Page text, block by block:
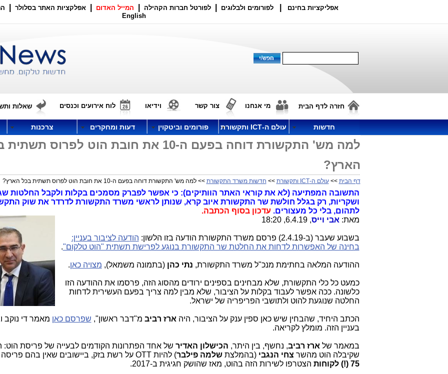
אפליקציות בחינם לפורומים ולבלוגים לפורטל חברות הקהילה המייל האדום אפלקציות האתר בסלולר
English
חזרה לדף הבית מי אנחנו צור קשר וידיאו לוח אירועים וכנסים שאלות
חדשות עולם ה-ICT ותקשורת פורומים וביטקוין דעות ומחקרים צרכנות
למה מש' התקשורת דוחה בפעם ה-10 את חובת הוט לפרוס
הארץ?
דף הבית >>עולם ה-ICT ותקשורת >> חדשות משרד התקשורת >> למה מש' התקשורת דוחה בפעם ה-10 את חובת הוט לפרוס תשתית בכל הארץ?
התשובה המפתיעה (לא את קוראי האתר הוותיקים): כי אפשר לפברק מסמכים בקלות ולקבל החלטות
ושקריות, רק בגלל חולשת שר התקשורת איוב קרא, שנותן לראשי משרד התקשורת לדרדר את שוק
לתהום, בלי כל מעצורים. עדכון בסוף הכתבה.
מאת: אבי וייס, 6.4.19, 18:20
בשבוע שעבר (ב-2.4.19) פרסם משרד התקשורת הודעה בזו הלשון:
הודעה לציבור בעניין:
בחינה של האפשרות לדחות את החלטת שר התקשורת בנוגע לפרישת תשתית "הוט טלקום".
ההודעה המלאה בחתימת מנכ"ל משרד התקשורת, נתי כהן (בתמונה משמאל), מצויה כאן.
כמעט כל כלי התקשורת, שלא מבחינים בספינים ירודים מהסוג הזה, פרסמו את ההודעה הזו
כלשונה. ככה אפשר לעבוד בקלות על הציבור, שלא מבין למה צריך בפעם העשירית לדחות
החלטה שנוגעת להוט ולתושבי הפריפריה של ישראל.
הכתב היחיד, שהבחין שיש כאן ספין ענק על הציבור, היה ארז רביב מ"דבר ראשון", שפרסם כאן מאמר די נוקב
בעניין הזה. מומלץ לקריאה.
במאמר של ארז רביב, נחשף, בין היתר, הכישלון האדיר של אחד הפתרונות הקודמים לבעייה של פריסת הוט:
שקיבלה הוט מהשר צחי הנגבי(בהמלצתשלמה פילבר) להיות OTT על רשת בזק, ביישובים שאין בהם פריסה של הוט:
75 (!) לקוחות
הצטרפו לשירות הזה בהוט, מאז שהושק חגיגית ב-2017.